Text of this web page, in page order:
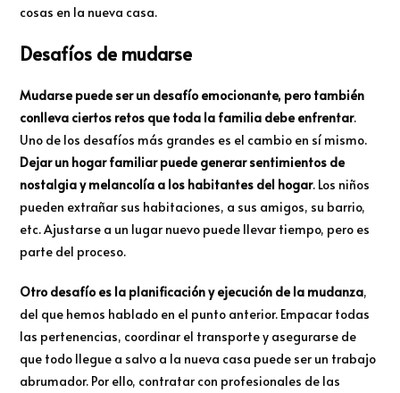
cosas en la nueva casa.
Desafíos de mudarse
Mudarse puede ser un desafío emocionante, pero también
conlleva ciertos retos que toda la familia debe enfrentar.
Uno de los desafíos más grandes es el cambio en sí mismo.
Dejar un hogar familiar puede generar sentimientos de
nostalgia y melancolía a los habitantes del hogar. Los niños
pueden extrañar sus habitaciones, a sus amigos, su barrio,
etc. Ajustarse a un lugar nuevo puede llevar tiempo, pero es
parte del proceso.
Otro desafío es la planificación y ejecución de la mudanza,
del que hemos hablado en el punto anterior. Empacar todas
las pertenencias, coordinar el transporte y asegurarse de
que todo llegue a salvo a la nueva casa puede ser un trabajo
abrumador. Por ello, contratar con profesionales de las